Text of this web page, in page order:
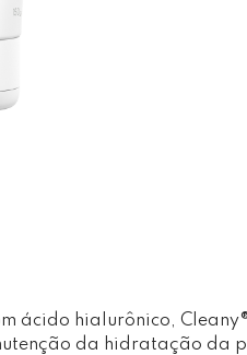
ácido hialurônico,
da hidratação da